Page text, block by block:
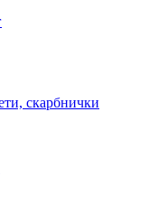
скарбнички